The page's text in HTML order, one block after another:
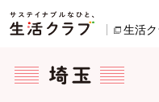
ページの先頭です。
生活